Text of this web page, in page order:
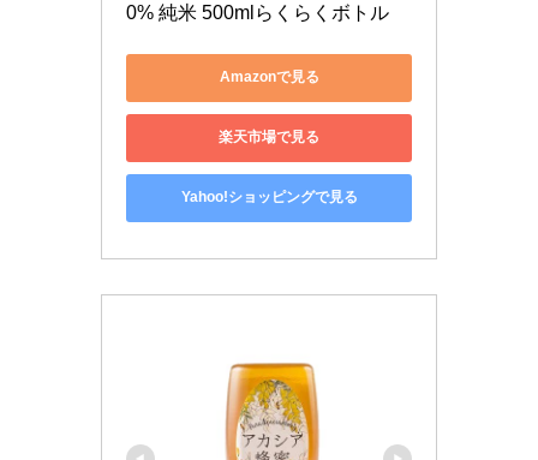
0% 純米 500mlらくらくボトル
Amazonで見る
楽天市場で見る
Yahoo!ショッピングで見る